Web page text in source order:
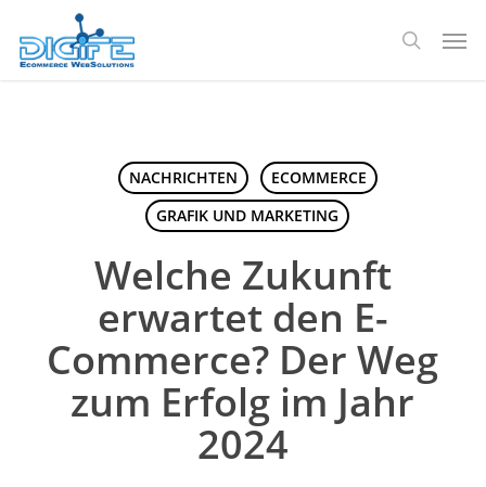
Hauptinhalt
springen
Suche
NACHRICHTEN
ECOMMERCE
GRAFIK UND MARKETING
Welche Zukunft
erwartet den E-
Commerce? Der Weg
zum Erfolg im Jahr
2024